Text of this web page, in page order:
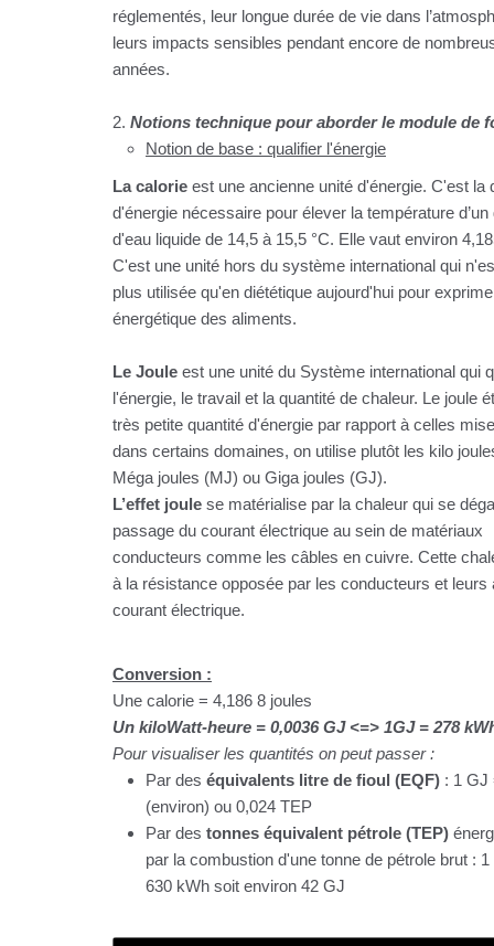
réglementés, leur longue durée de vie dans
leurs impacts sensibles pendant encore de
années.
2. Notions technique pour aborder le module de
Notion de base : qualifier l'énergie
La calorie est une ancienne unité d'énergie. C'est la
d'énergie nécessaire pour élever la température
d'eau liquide de 14,5 à 15,5 °C. Elle vaut environ
C'est une unité hors du système international qui
plus utilisée qu'en diététique aujourd'hui pour
énergétique des aliments.
Le Joule est une unité du Système international qui
l'énergie, le travail et la quantité de chaleur. Le joule
très petite quantité d'énergie par rapport à celles
dans certains domaines, on utilise plutôt les kilo
Méga joules (MJ) ou Giga joules (GJ).
L’effet joule se matérialise par la chaleur qui se
passage du courant électrique au sein de matériaux
conducteurs comme les câbles en cuivre. Cette
à la résistance opposée par les conducteurs et leurs
courant électrique.
Conversion :
Une calorie = 4,186 8 joules
Un kiloWatt-heure = 0,0036 GJ <=> 1GJ = 278
Pour visualiser les quantités on peut passer :
Par des équivalents litre de fioul (EQF) : 1 GJ
(environ) ou 0,024 TEP
Par des tonnes équivalent pétrole (TEP)
par la combustion d'une tonne de pétrole brut :
630 kWh soit environ 42 GJ